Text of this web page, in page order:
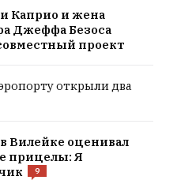
Каприо и жена
Джеффа Безоса
проект
открыли два
Вилейке оценивал
прицелы: Я
9